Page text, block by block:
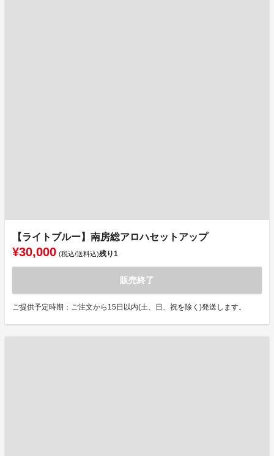
【ライトブルー】南房総アロハセットアップ
¥30,000 (税込/送料込)残り1
販売終了
ご提供予定時期：ご注文から15日以内(土、日、祝を除く)発送します。